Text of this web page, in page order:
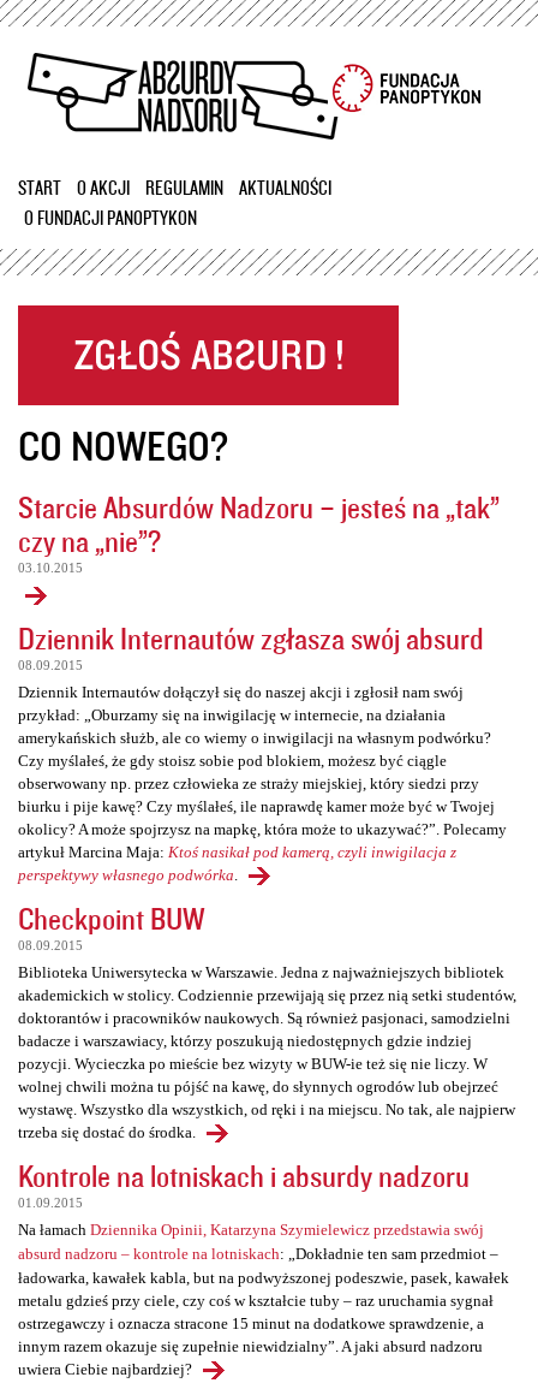
Przejdź
treści
START O AKCJI REGULAMIN
AKTUALNOŚCI
O FUNDACJI PANOPTYKON
CO NOWEGO?
Starcie Absurdów Nadzoru – jesteś na „tak”
czy na „nie”?
03.10.2015
Dziennik Internautów zgłasza swój absurd
08.09.2015
Dziennik Internautów dołączył się do naszej akcji i zgłosił nam swój
przykład: „Oburzamy się na inwigilację w internecie, na działania
amerykańskich służb, ale co wiemy o inwigilacji na własnym podwórku?
Czy myślałeś, że gdy stoisz sobie pod blokiem, możesz być ciągle
obserwowany np. przez człowieka ze straży miejskiej, który siedzi przy
biurku i pije kawę? Czy myślałeś, ile naprawdę kamer może być w Twojej
okolicy? A może spojrzysz na mapkę, która może to ukazywać?”. Polecamy
artykuł Marcina Maja: Ktoś nasikał pod kamerą, czyli inwigilacja z
perspektywy własnego podwórka
Checkpoint BUW
08.09.2015
Biblioteka Uniwersytecka w Warszawie. Jedna z najważniejszych bibliotek
akademickich w stolicy. Codziennie przewijają się przez nią setki studentów,
doktorantów i pracowników naukowych. Są również pasjonaci, samodzielni
badacze i warszawiacy, którzy poszukują niedostępnych gdzie indziej
pozycji. Wycieczka po mieście bez wizyty w BUW-ie też się nie liczy. W
wolnej chwili można tu pójść na kawę, do słynnych ogrodów lub obejrzeć
wystawę. Wszystko dla wszystkich, od ręki i na miejscu. No tak, ale najpierw
trzeba się dostać do środka.
Kontrole na lotniskach i absurdy nadzoru
01.09.2015
Na łamach Dziennika Opinii, Katarzyna Szymielewicz przedstawia swój
absurd nadzoru – kontrole na lotniskach: „Dokładnie ten sam przedmiot –
ładowarka, kawałek kabla, but na podwyższonej podeszwie, pasek, kawałek
metalu gdzieś przy ciele, czy coś w kształcie tuby – raz uruchamia sygnał
ostrzegawczy i oznacza stracone 15 minut na dodatkowe sprawdzenie, a
innym razem okazuje się zupełnie niewidzialny”. A jaki absurd nadzoru
uwiera Ciebie najbardziej?